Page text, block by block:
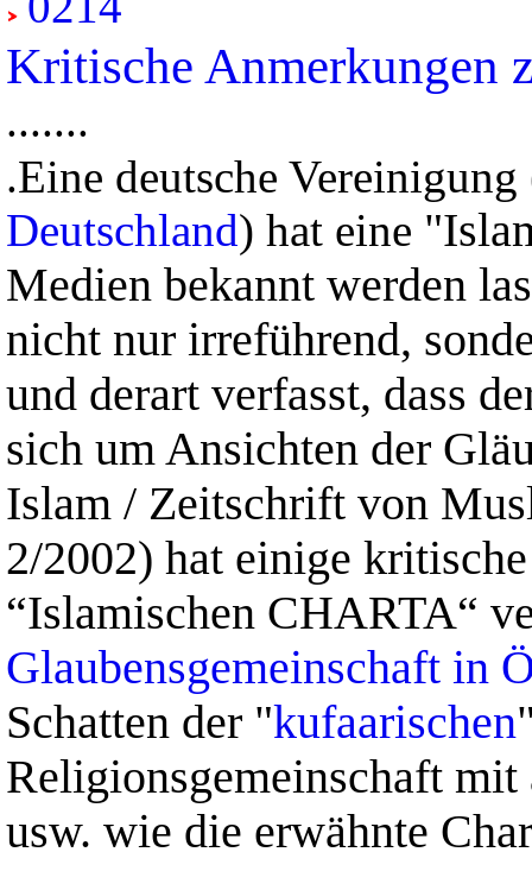
Kritische Anmerkungen
.......
.Eine deutsche Vereinigung
Deutschland) hat eine
Medien bekannt werden
nicht nur irreführend,
und derart verfasst, dass
sich um Ansichten der
Islam / Zeitschrift von
2/2002) hat einige
“Islamischen CHARTA“
Glaubensgemeinschaft in
Schatten der "kufaarischen
Religionsgemeinschaft
usw. wie die erwähnte